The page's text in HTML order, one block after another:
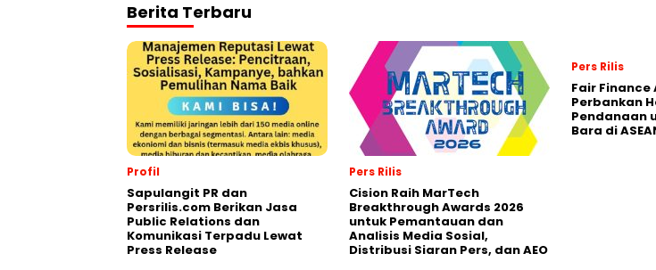
Berita Terbaru
Profil
Sapulangit PR dan
Persrilis.com Berikan Jasa
Public Relations dan
Komunikasi Terpadu Lewat
Press Release
Pers Rilis
Cision Raih MarTech
Breakthrough Awards 2026
untuk Pemantauan dan
Analisis Media Sosial,
Distribusi Siaran Pers, dan AEO
Pers Rilis
Fair Finance
Perbankan
Pendanaan
Bara di